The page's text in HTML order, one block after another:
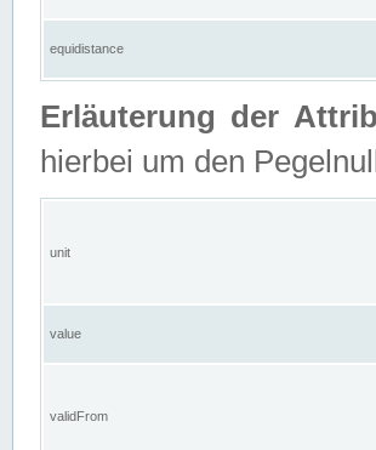
equidistance
Erläuterung der
hierbei um den
unit
value
validFrom